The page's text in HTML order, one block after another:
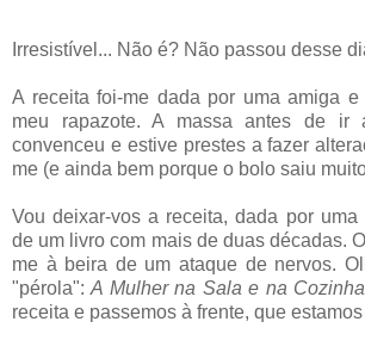
Irresistível... Não é? Não passou desse
A receita foi-me dada por uma amiga
meu rapazote. A massa antes de ir
convenceu e estive prestes a fazer
me (e ainda bem porque o bolo saiu
Vou deixar-vos a receita, dada por uma
de um livro com mais de duas décadas.
me à beira de um ataque de nervos.
"pérola":A Mulher na Sala e na
receita e passemos à frente, que